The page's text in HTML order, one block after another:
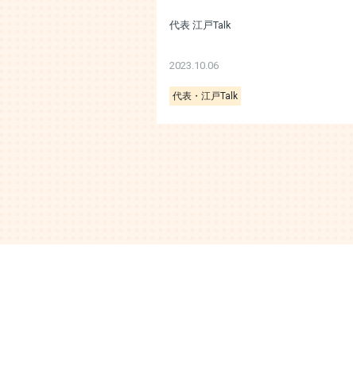
代表 江戸Talk
2023.10.06
代表・江戸Talk